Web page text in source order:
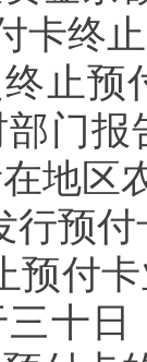
卡终止
止预
门
地区
行预付
预付
十